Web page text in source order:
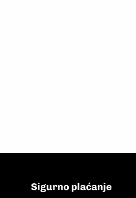
Sigurno plaćanje